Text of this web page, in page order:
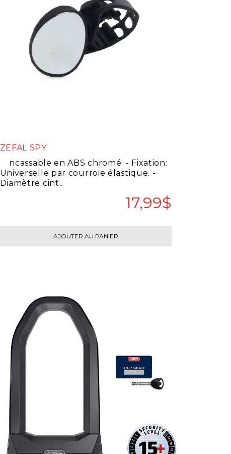
ZEFAL SPY
ncassable en ABS chromé. - Fixation:
Universelle par courroie élastique. -
Diamètre cint..
17,99$
AJOUTER AU PANIER